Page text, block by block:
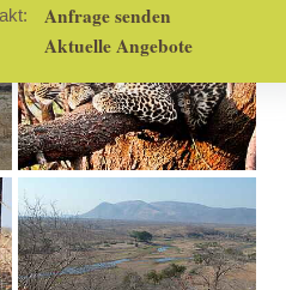
Kontakt:
Anfrage senden
Aktuelle Angebote
Show larger version